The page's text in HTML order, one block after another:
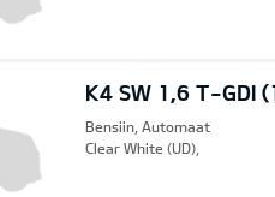
K4 SW 1,6 T-GDI
Bensiin, Automaat
Clear White (UD),